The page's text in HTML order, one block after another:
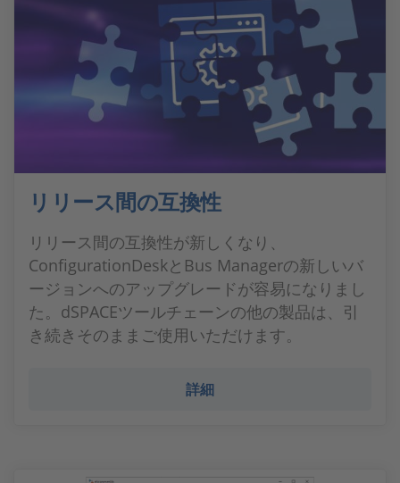
リリース間の互換性
リリース間の互換性が新しくなり、
ConfigurationDeskとBus Managerの新しいバ
ージョンへのアップグレードが容易になりまし
た。dSPACEツールチェーンの他の製品は、引
き続きそのままご使用いただけます。
詳細